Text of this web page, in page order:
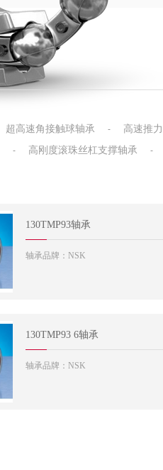
超高速角接触球轴承 -
高速推
- 高刚度滚珠丝杠支撑轴承 -
130TMP93轴承
轴承品牌：NSK
130TMP93 6轴承
轴承品牌：NSK